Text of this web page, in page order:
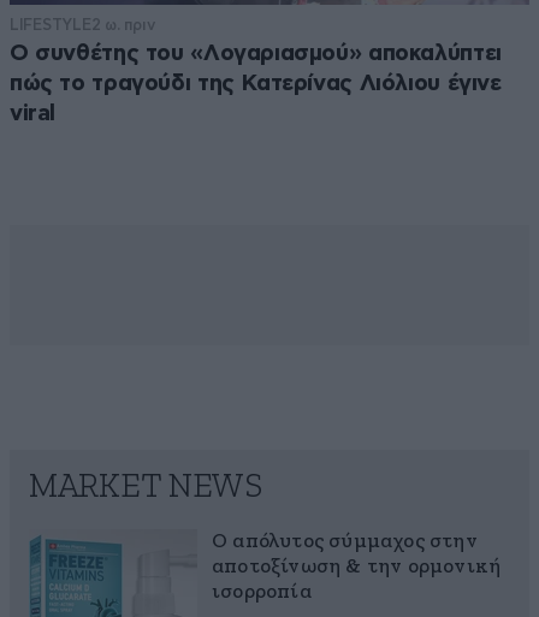
LIFESTYLE2 ω. πριν
Ο συνθέτης του «Λογαριασμού» αποκαλύπτει
πώς το τραγούδι της Κατερίνας Λιόλιου έγινε
viral
MARKET NEWS
Ο απόλυτος σύμμαχος στην
αποτοξίνωση & την ορμονική
ισορροπία